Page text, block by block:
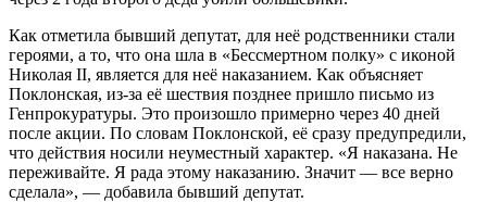
Как отметила бывший депутат, для неё родственники стали
героями, а то, что она шла в «Бессмертном полку» с иконой
Николая II, является для неё наказанием. Как объясняет
Поклонская, из-за её шествия позднее пришло письмо из
Генпрокуратуры. Это произошло примерно через 40 дней
после акции. По словам Поклонской, её сразу предупредили,
что действия носили неуместный характер. «Я наказана. Не
переживайте. Я рада этому наказанию. Значит — все верно
сделала», — добавила бывший депутат.